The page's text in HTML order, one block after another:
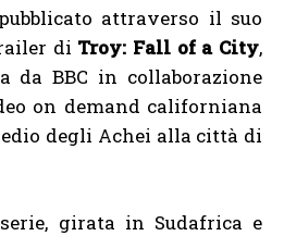
attraverso il suo
di Troy: Fall of a City,
da BBC in collaborazione
on demand californiana
degli Achei alla città di
girata in Sudafrica e